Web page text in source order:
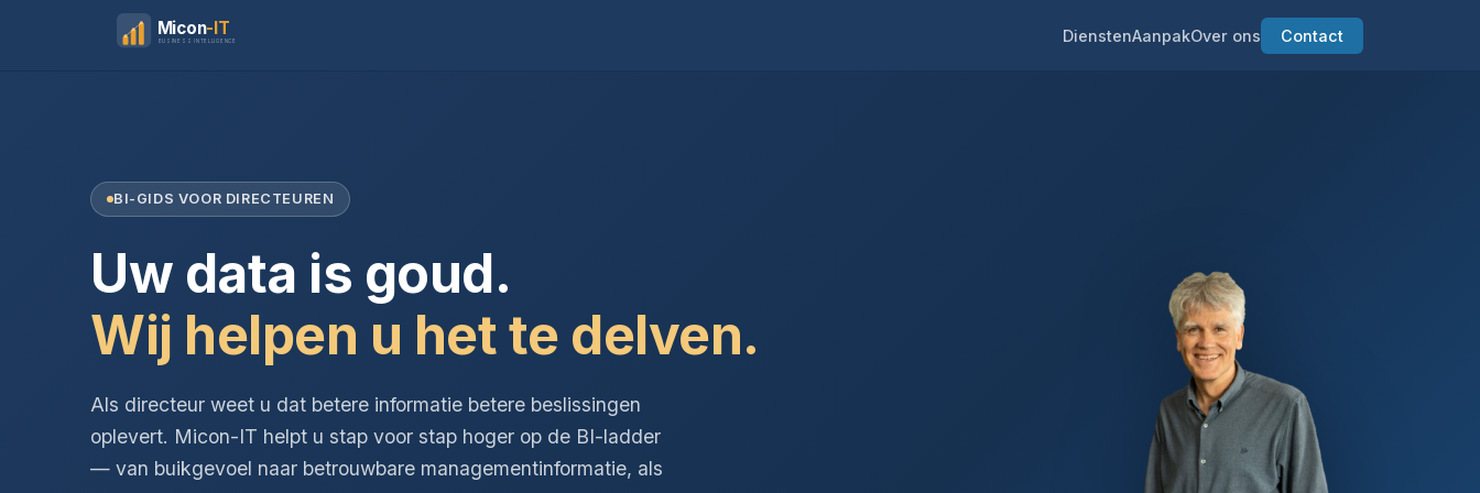
Micon-IT
BUSINESS INTELLIGENCE DienstenAanpakOver ons Contact
BI-GIDS VOOR DIRECTEUREN
Uw data is goud.
Wij helpen u het te delven.
Als directeur weet u dat betere informatie betere beslissingen
oplevert. Micon-IT helpt u stap voor stap hoger op de BI-ladder
— van buikgevoel naar betrouwbare managementinformatie, als